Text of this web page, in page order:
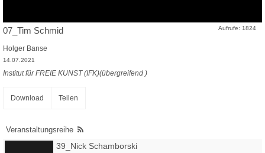
Aufrufe: 1824
07_Tim Schmid
Holger Banse
14.07.2021
Institut für FREIE KUNST (IFK)(übergreifend )
Download Teilen
Veranstaltungsreihe
39_Nick Schamborski